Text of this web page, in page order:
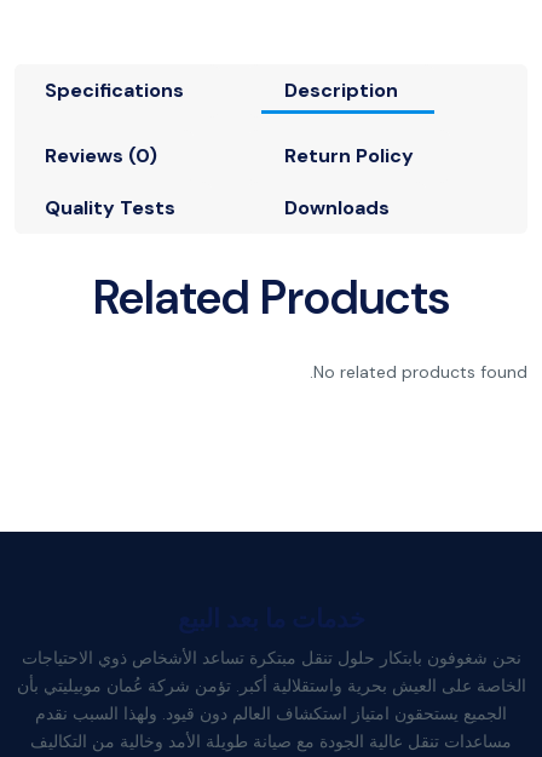
Description
Specifications
Return Policy
Reviews (0)
Downloads
Quality Tests
Related Products
No related products found.
خدمات ما بعد البيع
نحن شغوفون بابتكار حلول تنقل مبتكرة تساعد الأشخاص ذوي الاحتياجات
الخاصة على العيش بحرية واستقلالية أكبر. تؤمن شركة عُمان موبيليتي بأن
الجميع يستحقون امتياز استكشاف العالم دون قيود. ولهذا السبب نقدم
مساعدات تنقل عالية الجودة مع صيانة طويلة الأمد وخالية من التكاليف